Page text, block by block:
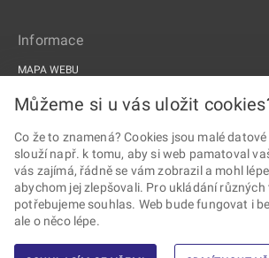
Informace
MAPA WEBU
PROHLÁŠENÍ O PŘÍSTUPNOSTI
PROJEKTY EU
Sledujte Drážní úřad
Můžeme si u vás uložit
Co že to znamená? Cookies jsou malé
slouží např. k tomu, aby si web pamatoval
vás zajímá, řádně se vám zobrazil a mohl
abychom jej zlepšovali. Pro ukládání
potřebujeme souhlas. Web bude fungovat i
ale o něco lépe.